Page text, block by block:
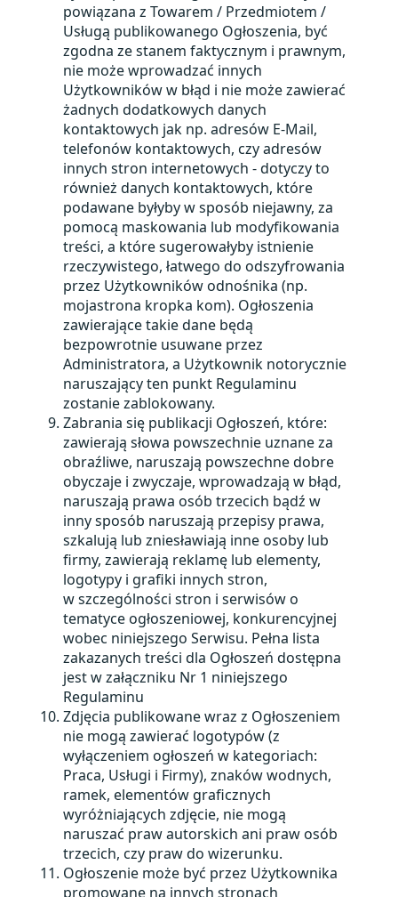
powiązana z Towarem / Przedmiotem /
Usługą publikowanego Ogłoszenia, być
zgodna ze stanem faktycznym i prawnym,
nie może wprowadzać innych
Użytkowników w błąd i nie może zawierać
żadnych dodatkowych danych
kontaktowych jak np. adresów E-Mail,
telefonów kontaktowych, czy adresów
innych stron internetowych - dotyczy to
również danych kontaktowych, które
podawane byłyby w sposób niejawny, za
pomocą maskowania lub modyfikowania
treści, a które sugerowałyby istnienie
rzeczywistego, łatwego do odszyfrowania
przez Użytkowników odnośnika (np.
mojastrona kropka kom). Ogłoszenia
zawierające takie dane będą
bezpowrotnie usuwane przez
Administratora, a Użytkownik notorycznie
naruszający ten punkt Regulaminu
zostanie zablokowany.
Zabrania się publikacji Ogłoszeń, które:
zawierają słowa powszechnie uznane za
obraźliwe, naruszają powszechne dobre
obyczaje i zwyczaje, wprowadzają w błąd,
naruszają prawa osób trzecich bądź w
inny sposób naruszają przepisy prawa,
szkalują lub zniesławiają inne osoby lub
firmy, zawierają reklamę lub elementy,
logotypy i grafiki innych stron,
w szczególności stron i serwisów o
tematyce ogłoszeniowej, konkurencyjnej
wobec niniejszego Serwisu. Pełna lista
zakazanych treści dla Ogłoszeń dostępna
jest w załączniku Nr 1 niniejszego
Regulaminu
Zdjęcia publikowane wraz z Ogłoszeniem
nie mogą zawierać logotypów (z
wyłączeniem ogłoszeń w kategoriach:
Praca, Usługi i Firmy), znaków wodnych,
ramek, elementów graficznych
wyróżniających zdjęcie, nie mogą
naruszać praw autorskich ani praw osób
trzecich, czy praw do wizerunku.
Ogłoszenie może być przez Użytkownika
promowane na innych stronach